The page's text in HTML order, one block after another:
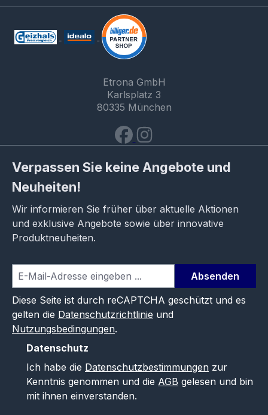
Etrona GmbH
Karlsplatz 3
80335 München
Verpassen Sie keine Angebote und
Neuheiten!
Wir informieren Sie früher über aktuelle Aktionen
und exklusive Angebote sowie über innovative
Produktneuheiten.
Absenden
Diese Seite ist durch reCAPTCHA geschützt und es
gelten die Datenschutzrichtlinie und
Nutzungsbedingungen.
Datenschutz
Ich habe die Datenschutzbestimmungen zur
Kenntnis genommen und die AGB gelesen und bin
mit ihnen einverstanden.